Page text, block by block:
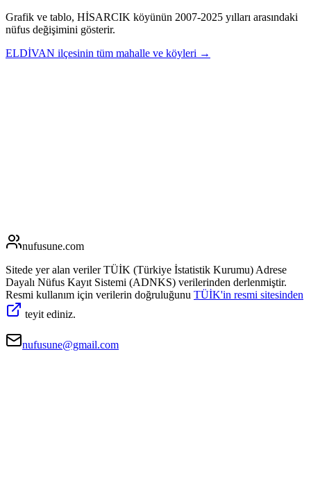
Grafik ve tablo, HİSARCIK köyünün 2007-2025 yılları arasındaki
nüfus değişimini gösterir.
ELDİVAN ilçesinin tüm mahalle ve köyleri →
nufusune.com
Sitede yer alan veriler TÜİK (Türkiye İstatistik Kurumu) Adrese
Dayalı Nüfus Kayıt Sistemi (ADNKS) verilerinden derlenmiştir.
Resmi kullanım için verilerin doğruluğunu TÜİK'in resmi sitesinden
teyit ediniz.
nufusune@gmail.com